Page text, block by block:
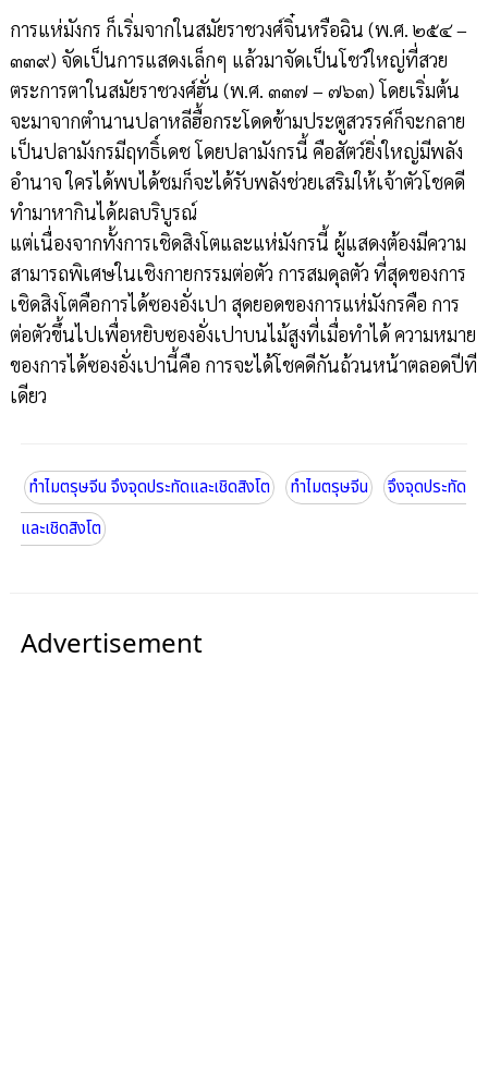
การแห่มังกร ก็เริ่มจากในสมัยราชวงศ์จิ๋นหรือฉิน (พ.ศ. ๒๕๔ –
๓๓๙) จัดเป็นการแสดงเล็กๆ แล้วมาจัดเป็นโชว์ใหญ่ที่สวย
ตระการตาในสมัยราชวงศ์ฮั่น (พ.ศ. ๓๓๗ – ๗๖๓) โดยเริ่มต้น
จะมาจากตำนานปลาหลีฮื้อกระโดดข้ามประตูสวรรค์ก็จะกลาย
เป็นปลามังกรมีฤทธิ์เดช โดยปลามังกรนี้ คือสัตว์ยิ่งใหญ่มีพลัง
อำนาจ ใครได้พบได้ชมก็จะได้รับพลังช่วยเสริมให้เจ้าตัวโชคดี
ทำมาหากินได้ผลบริบูรณ์
แต่เนื่องจากทั้งการเชิดสิงโตและแห่มังกรนี้ ผู้แสดงต้องมีความ
สามารถพิเศษในเชิงกายกรรมต่อตัว การสมดุลตัว ที่สุดของการ
เชิดสิงโตคือการได้ซองอั่งเปา สุดยอดของการแห่มังกรคือ การ
ต่อตัวขึ้นไปเพื่อหยิบซองอั่งเปาบนไม้สูงที่เมื่อทำได้ ความหมาย
ของการได้ซองอั่งเปานี้คือ การจะได้โชคดีกันถ้วนหน้าตลอดปีที
เดียว
ทำไมตรุษจีน จึงจุดประทัดและเชิดสิงโต ทำไมตรุษจีน
จึงจุดประทัด
และเชิดสิงโต
Advertisement